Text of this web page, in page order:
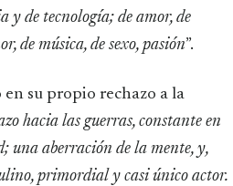
y de tecnología; de amor, de
de música, de sexo, pasión”.
su propio rechazo a la
hacia las guerras, constante en
una aberración de la mente, y,
primordial y casi único actor.